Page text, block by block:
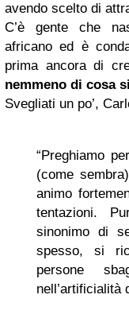
avendo scelto di
C’è gente che
africano ed è
prima ancora di
nemmeno di cosa
Svegliati un po’,
“Preghiamo
(come
animo
tentazioni.
sinonimo di
spesso, si
persone
nell’artificialità